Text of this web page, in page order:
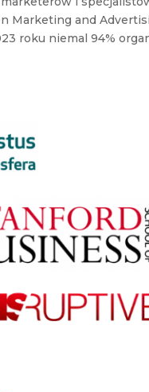
Marketing and
roku niemal 94%